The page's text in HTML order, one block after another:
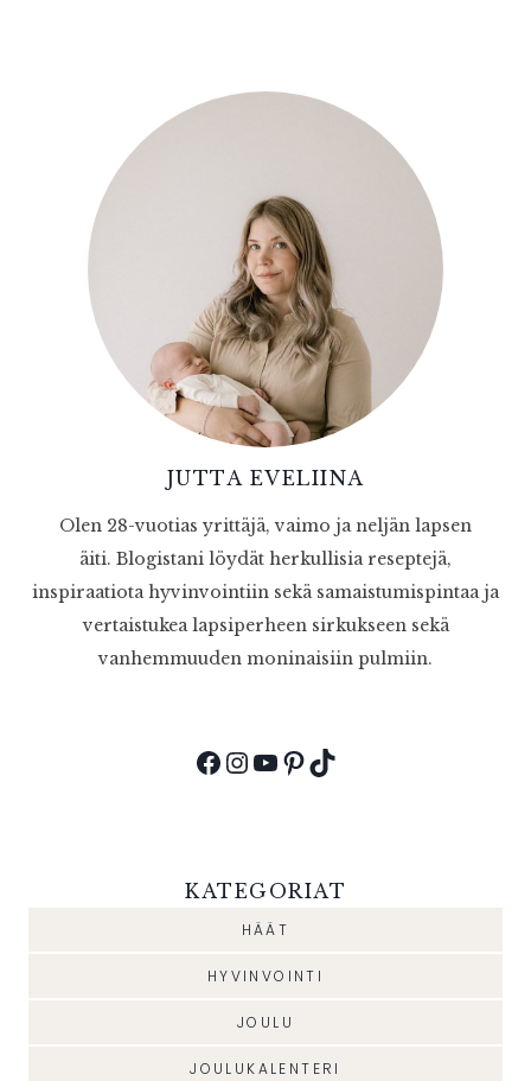
JUTTA EVELIINA
Olen 28-vuotias yrittäjä, vaimo ja neljän lapsen
äiti. Blogistani löydät herkullisia reseptejä,
inspiraatiota hyvinvointiin sekä samaistumispintaa ja
vertaistukea lapsiperheen sirkukseen sekä
vanhemmuuden moninaisiin pulmiin.
Facebook
Instagram
YouTube
Pinterest
TikTok
KATEGORIAT
HÄÄT
HYVINVOINTI
JOULU
JOULUKALENTERI